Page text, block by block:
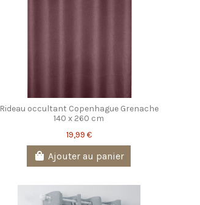
Rideau occultant Copenhague Grenache
140 x 260 cm
19,99 €
Ajouter au panier